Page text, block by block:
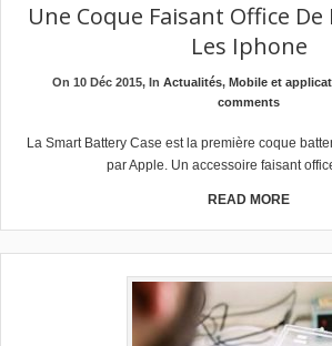
Une Coque Faisant Office
Les Iphone
On 10 Déc 2015, In Actualités, Mobile et
comments
La Smart Battery Case est la première coque
par Apple. Un accessoire faisant
READ MORE